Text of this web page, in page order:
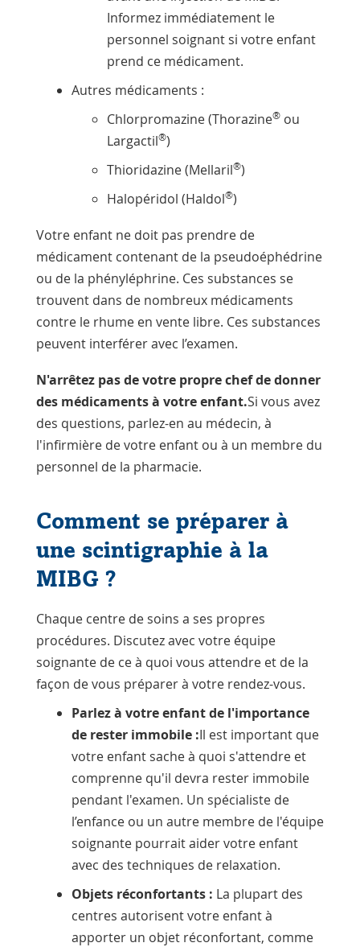
Informez immédiatement le
personnel soignant si votre enfant
prend ce médicament.
Autres médicaments :
Chlorpromazine (Thorazine®ou
Largactil®)
Thioridazine (Mellaril®)
Halopéridol (Haldol®)
Votre enfant ne doit pas prendre de
médicament contenant de la pseudoéphédrine
ou de la phényléphrine. Ces substances se
trouvent dans de nombreux médicaments
contre le rhume en vente libre. Ces substances
peuvent interférer avec l’examen.
N'arrêtez pas de votre propre chef de donner
des médicaments à votre enfant.Si vous avez
des questions, parlez-en au médecin, à
l'infirmière de votre enfant ou à un membre du
personnel de la pharmacie.
Comment se préparer à
une scintigraphie à la
MIBG ?
Chaque centre de soins a ses propres
procédures. Discutez avec votre équipe
soignante de ce à quoi vous attendre et de la
façon de vous préparer à votre rendez-vous.
Parlez à votre enfant de l'importance
de rester immobile :Il est important que
votre enfant sache à quoi s'attendre et
comprenne qu'il devra rester immobile
pendant l'examen. Un spécialiste de
l’enfance ou un autre membre de l'équipe
soignante pourrait aider votre enfant
avec des techniques de relaxation.
Objets réconfortants : La plupart des
centres autorisent votre enfant à
apporter un objet réconfortant, comme